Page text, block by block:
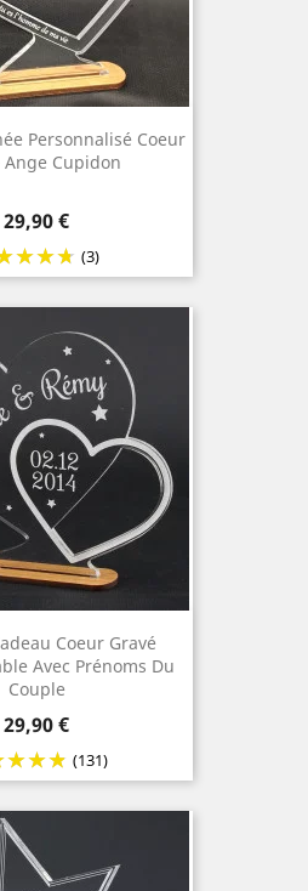
Personnalisé Coeur
Ange Cupidon
Prix
29,90 €
(3)
Coeur Gravé
Avec Prénoms Du
Couple
Prix
29,90 €
(131)